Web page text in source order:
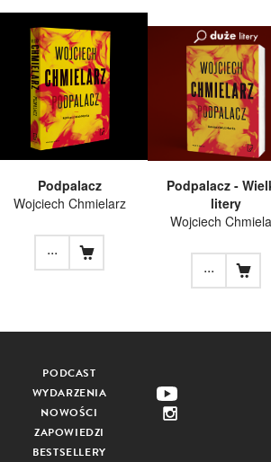
Podpalacz
Wojciech Chmielarz
...
Podpalacz -
litery
Wojciech
...
PODCAST
WYDARZENIA
NOWOŚCI
ZAPOWIEDZI
BESTSELLERY